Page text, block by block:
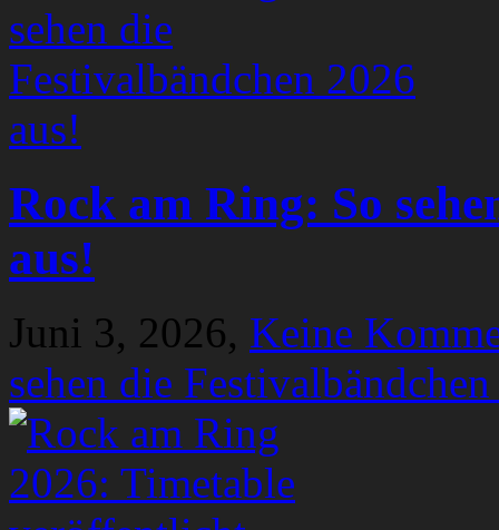
Rock am Ring: So
aus!
Juni 3, 2026, Keine
sehen die